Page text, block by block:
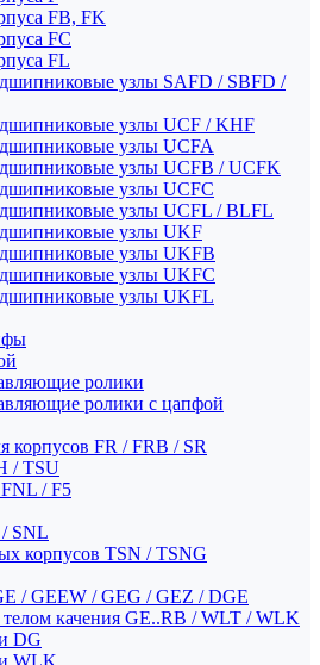
FB, FK
FC
FL
узлы SAFD / SBFD /
узлы UCF / KHF
узлы UCFA
узлы UCFB / UCFK
узлы UCFC
узлы UCFL / BLFL
узлы UKF
узлы UKFB
узлы UKFC
узлы UKFL
ролики
ролики с цапфой
корпусов FR / FRB / SR
/ TSU
/ F5
/ SNL
корпусов TSN / TSNG
/ GEEW / GEG / GEZ / DGE
качения GE..RB / WLT / WLK
DG
WLK